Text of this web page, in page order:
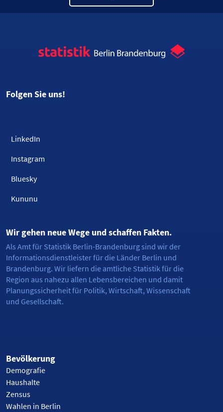
Folgen Sie uns!
LinkedIn
Instagram
Bluesky
Kununu
Wir gehen neue Wege und schaffen Fakten.
Als Amt für Statistik Berlin-Brandenburg sind wir der
Informationsdienstleister für die Länder Berlin und
Brandenburg. Wir liefern die amtliche Statistik für die
Region aus nahezu allen Lebensbereichen und damit
Planungssicherheit für Politik, Wirtschaft, Wissenschaft
und Gesellschaft.
Bevölkerung
Demografie
Haushalte
Zensus
Wahlen in Berlin